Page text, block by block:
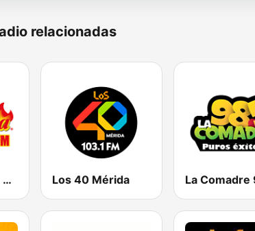
relacionadas
Candela 95.3 - Mérida Los 40 Mérida